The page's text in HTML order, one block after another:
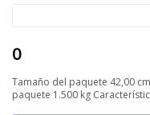
0
Tamaño del paquete 42,00